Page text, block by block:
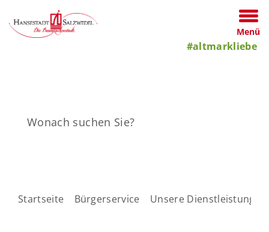
Menü
#altmarkliebe
Startseite Bürgerservice Unsere Dienstleistungen